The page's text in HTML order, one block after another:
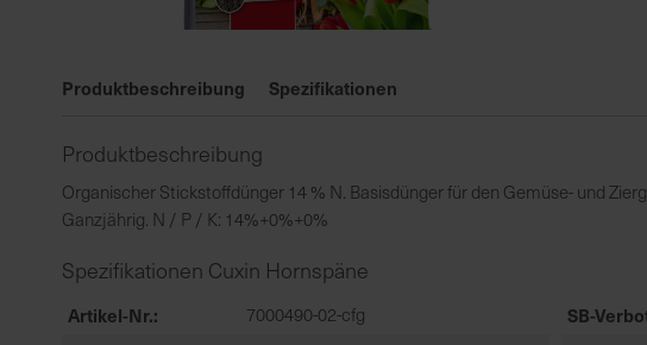
der
springen
Produktbeschreibung Spezifikationen
Produktbeschreibung
Organischer Stickstoffdünger 14 % N. Basisdünger für den Gemüse- und
Ganzjährig. N / P / K: 14%+0%+0%
Spezifikationen Cuxin Hornspäne
Artikel-Nr. 7000490-02-cfg SB-